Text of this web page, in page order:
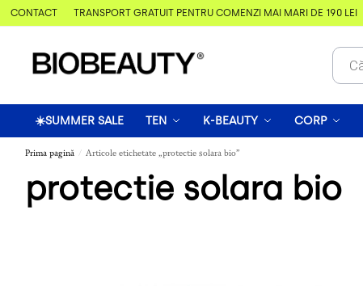
TRANSPORT GRATUIT PENTRU COMENZI MAI MARI DE 190 LEI
☀️SUMMER SALE TEN K-BEAUTY CORP
Prima pagină / Articole etichetate „protectie solara bio”
protectie solara bio